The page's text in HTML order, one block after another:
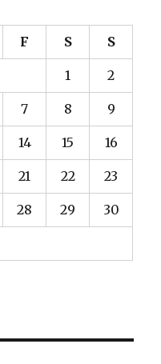
F S S
1 2
7 8 9
14 15 16
21 22 23
28 29 30